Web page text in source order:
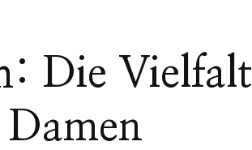
Die Vielfalt